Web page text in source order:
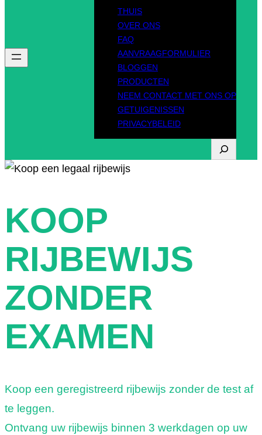
THUIS
OVER ONS
FAQ
AANVRAAGFORMULIER
BLOGGEN
PRODUCTEN
NEEM CONTACT MET ONS OP
GETUIGENISSEN
PRIVACYBELEID
KOOP
RIJBEWIJS
ZONDER
EXAMEN
Koop een geregistreerd rijbewijs zonder de test af
te leggen.
Ontvang uw rijbewijs binnen 3 werkdagen op uw